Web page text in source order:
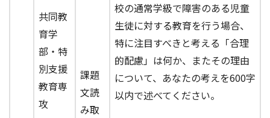
共同教
育学
部・特
別支援
教育専
攻
課題
文読
み取
校の通常学級で障害のある児童
生徒に対する教育を行う場合、
特に注目すべきと考える「合理
的配慮」は何か、またその理由
について、あなたの考えを600字
以内で述べてください。